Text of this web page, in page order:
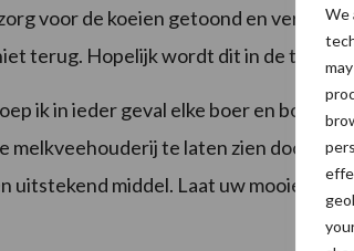
We
voor de koeien getoond en verteld
terug. Hopelijk wordt dit in de
ik in ieder geval elke boer en boerin
melkveehouderij te laten zien door
uitstekend middel. Laat uw mooie